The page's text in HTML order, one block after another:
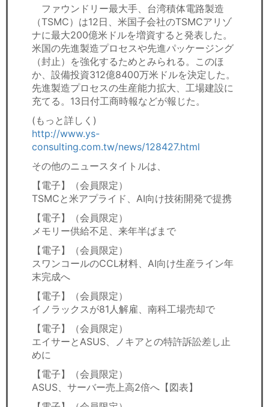
ファウンドリー最大手、台湾積体電路製造
（TSMC）は12日、米国子会社のTSMCアリゾ
ナに最大200億米ドルを増資すると発表した。
米国の先進製造プロセスや先進パッケージング
（封止）を強化するためとみられる。このほ
か、設備投資312億8400万米ドルを決定した。
先進製造プロセスの生産能力拡大、工場建設に
充てる。13日付工商時報などが報じた。
(もっと詳しく)
http://www.ys-
consulting.com.tw/news/128427.html
その他のニュースタイトルは、
【電子】（会員限定）
TSMCと米アプライド、AI向け技術開発で提携
【電子】（会員限定）
メモリー供給不足、来年半ばまで
【電子】（会員限定）
スワンコールのCCL材料、AI向け生産ライン年
末完成へ
【電子】（会員限定）
イノラックスが81人解雇、南科工場売却で
【電子】（会員限定）
エイサーとASUS、ノキアとの特許訴訟差し止
めに
【電子】（会員限定）
ASUS、サーバー売上高2倍へ【図表】